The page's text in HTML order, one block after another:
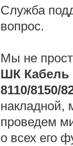
Служба
вопрос.
Мы не
ШК Кабель
8110/8150/
накладной,
проведем
о всех его